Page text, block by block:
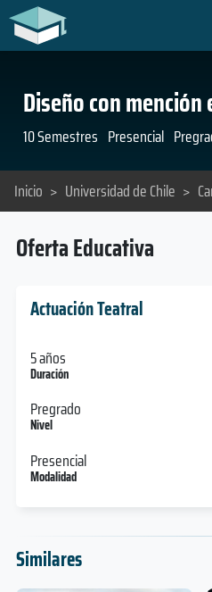
Diseño con
10 Semestres Presencial
Inicio > Universidad de Chile >
Oferta Educativa
Actuación Teatral
5 años
Duración
Pregrado
Nivel
Presencial
Modalidad
Similares